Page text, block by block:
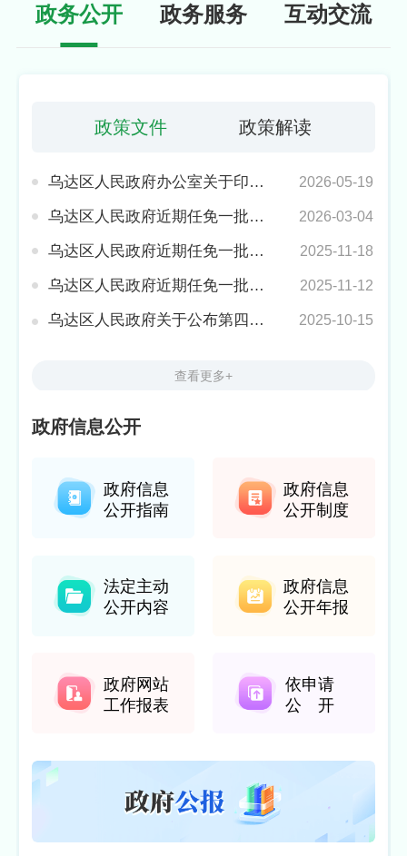
政务公开 政务服务 互动交流
政策文件 政策解读
乌达区人民政府办公室关于印发《乌达区关于产业帮扶到户奖补实施方案》的通知 2026-05-19
乌达区人民政府近期任免一批领导干部 2026-03-04
乌达区人民政府近期任免一批领导干部 2025-11-18
乌达区人民政府近期任免一批领导干部 2025-11-12
乌达区人民政府关于公布第四批乌达区旗县级非遗代表性项目保护名录的通告 2025-10-15
查看更多+
政府信息公开
政府信息
公开指南
政府信息
公开制度
法定主动
公开内容
政府信息
公开年报
政府网站
工作报表
依申请
公 开